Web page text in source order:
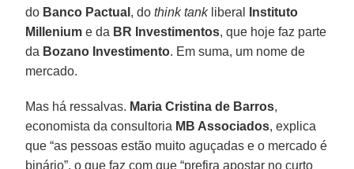
do Banco Pactual , dothink tankliberal
Instituto
Milleniume da BR Investimentos, que hoje faz parte
da Bozano Investimento. Em suma, um nome de
mercado.
Mas há ressalvas. Maria Cristina de Barros,
economista da consultoria MB Associados, explica
que “as pessoas estão muito aguçadas e o mercado é
binário”, o que faz com que “prefira apostar no curto